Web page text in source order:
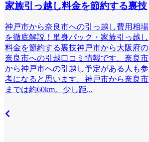
家族引っ越し料金を節約する裏技
神戸市から奈良市への引っ越し費用相場
を徹底解説！単身パック・家族引っ越し
料金を節約する裏技神戸市から大阪府の
奈良市への引越口コミ情報です。奈良市
から神戸市への引越し予定がある人も参
考になると思います。神戸市から奈良市
までは約60km。少し距...